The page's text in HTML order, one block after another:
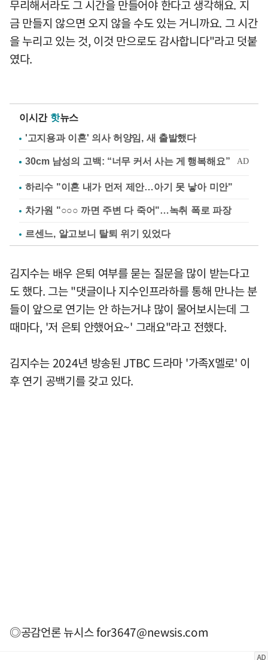
무리해서라도 그 시간을 만들어야 한다고 생각해요. 지
금 만들지 않으면 오지 않을 수도 있는 거니까요. 그 시간
을 누리고 있는 것, 이것 만으로도 감사합니다"라고 덧붙
였다.
이시간 핫뉴스
'고지용과 이혼' 의사 허양임, 새 출발했다
하리수 "이혼 내가 먼저 제안…아기 못 낳아 미안"
차가원 "○○○ 까면 주변 다 죽어"…녹취 폭로 파장
르센느, 알고보니 탈퇴 위기 있었다
김지수는 배우 은퇴 여부를 묻는 질문을 많이 받는다고
도 했다. 그는 "댓글이나 지수인프라하를 통해 만나는 분
들이 앞으로 연기는 안 하는거냐 많이 물어보시는데 그
때마다, '저 은퇴 안했어요~' 그래요"라고 전했다.
김지수는 2024년 방송된 JTBC 드라마 '가족X멜로' 이
후 연기 공백기를 갖고 있다.
◎공감언론 뉴시스for3647@newsis.com